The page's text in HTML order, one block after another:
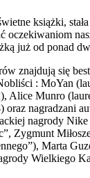
książki,
oczekiwaniom
już od ponad
znajdują się
: MoYan
Alice Munro
oraz nagradzani
nagrody Nike
Zygmunt
Marta
Wielkiego